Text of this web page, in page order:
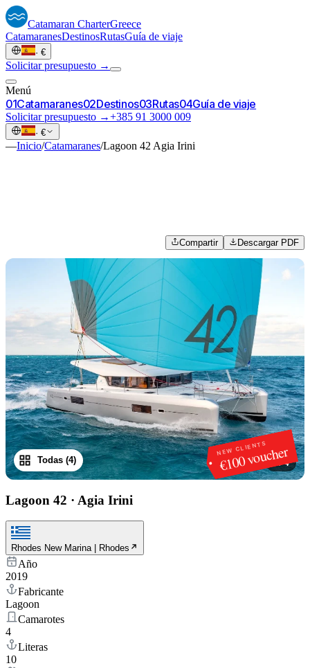
Catamaran CharterGreece
CatamaranesDestinosRutasGuía de viaje
· €
Solicitar presupuesto →
Menú
01Catamaranes02Destinos03Rutas04Guía de viaje
Solicitar presupuesto →+385 91 3000 009
· €
—Inicio/Catamaranes/Lagoon 42 Agia Irini
Compartir Descargar PDF
NEW CLIENTS
€100 voucher
1 /4
Todas (4)
Lagoon 42 · Agia Irini
Rhodes New Marina | Rhodes
Año
2019
Fabricante
Lagoon
Camarotes
4
Literas
10